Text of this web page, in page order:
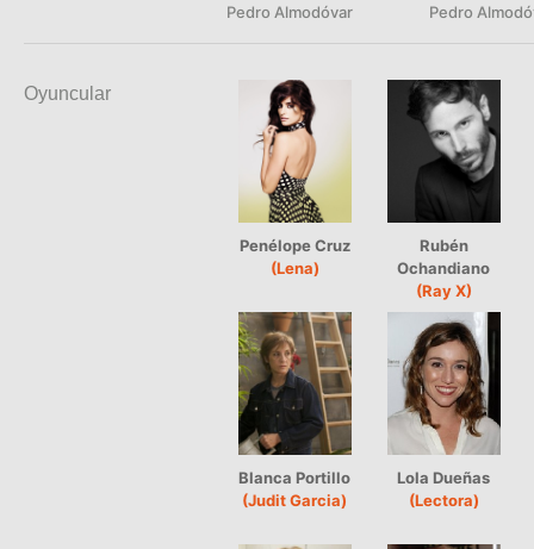
Pedro Almodóvar Pedro
Oyuncular
Penélope Cruz
(Lena)
Rubén
Ochandiano
(Ray X)
Blanca Portillo
(Judit Garcia)
Lola Dueñas
(Lectora)